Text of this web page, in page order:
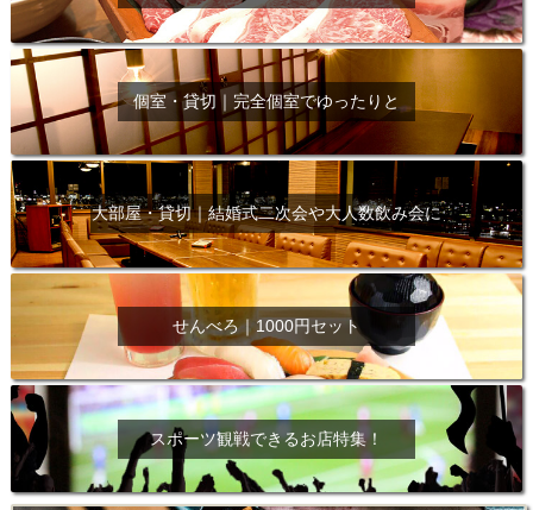
個室・貸切｜完全個室でゆったりと
大部屋・貸切｜結婚式二次会や大人数飲み会に
せんべろ｜1000円セット
スポーツ観戦できるお店特集！